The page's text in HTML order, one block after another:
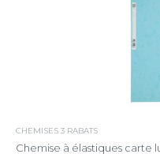
CHEMISES 3 RABATS
Chemise à élastiques carte